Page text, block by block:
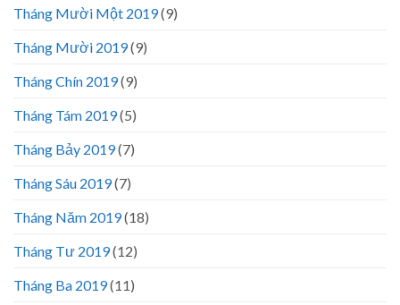
Tháng Mười Một 2019(9)
Tháng Mười 2019(9)
Tháng Chín 2019(9)
Tháng Tám 2019(5)
Tháng Bảy 2019(7)
Tháng Sáu 2019(7)
Tháng Năm 2019(18)
Tháng Tư 2019(12)
Tháng Ba 2019(11)